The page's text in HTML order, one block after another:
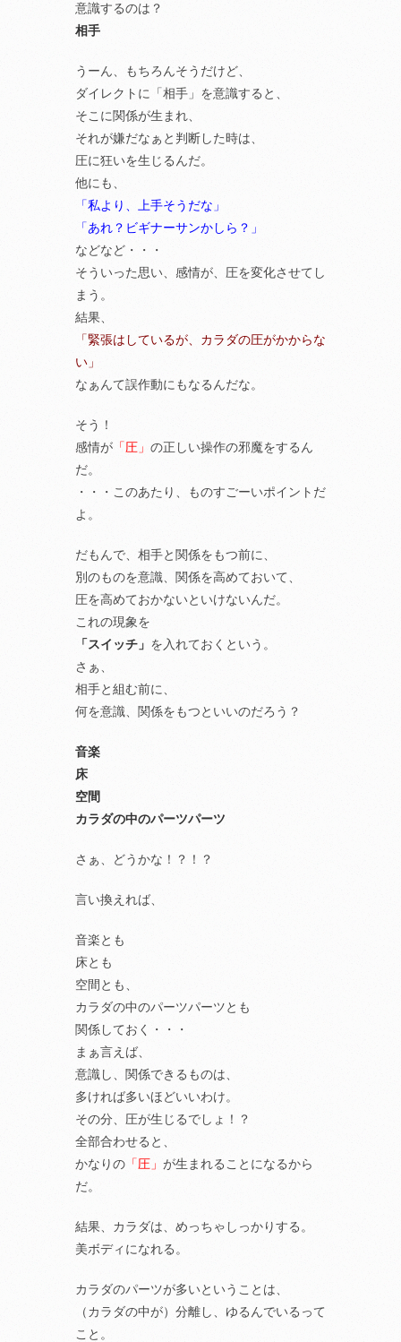
意識するのは？
相手
うーん、もちろんそうだけど、
ダイレクトに「相手」を意識すると、
そこに関係が生まれ、
それが嫌だなぁと判断した時は、
圧に狂いを生じるんだ。
他にも、
「私より、上手そうだな」
「あれ？ビギナーサンかしら？」
などなど・・・
そういった思い、感情が、圧を変化させてし
まう。
結果、
「緊張はしているが、カラダの圧がかからな
い」
なぁんて誤作動にもなるんだな。
そう！
感情が 「圧」 の正しい操作の邪魔をするん
だ。
・・・このあたり、ものすごーいポイントだ
よ。
だもんで、相手と関係をもつ前に、
別のものを意識、関係を高めておいて、
圧を高めておかないといけないんだ。
これの現象を
「スイッチ」 を入れておくという。
さぁ、
相手と組む前に、
何を意識、関係をもつといいのだろう？
音楽
床
空間
カラダの中のパーツパーツ
さぁ、どうかな！？！？
言い換えれば、
音楽とも
床とも
空間とも、
カラダの中のパーツパーツとも
関係しておく・・・
まぁ言えば、
意識し、関係できるものは、
多ければ多いほどいいわけ。
その分、圧が生じるでしょ！？
全部合わせると、
かなりの 「圧」 が生まれることになるから
だ。
結果、カラダは、めっちゃしっかりする。
美ボディになれる。
カラダのパーツが多いということは、
（カラダの中が）分離し、ゆるんでいるって
こと。